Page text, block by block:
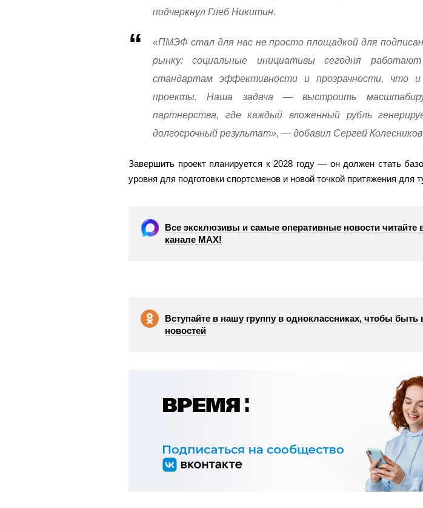
подчеркнул Глеб Никитин.
«ПМЭФ стал для нас не просто площадкой для
рынку: социальные инициативы сегодня
стандартам эффективности и прозрачности, что и
проекты. Наша задача — выстроить
партнерства, где каждый вложенный рубль
долгосрочный результат», — добавил Сергей
Завершить проект планируется к 2028 году — он должен стать
уровня для подготовки спортсменов и новой точкой притяжения для
Все эксклюзивы и самые оперативные новости читайте
канале МАХ!
Вступайте в нашу группу в одноклассниках, чтобы быть
новостей